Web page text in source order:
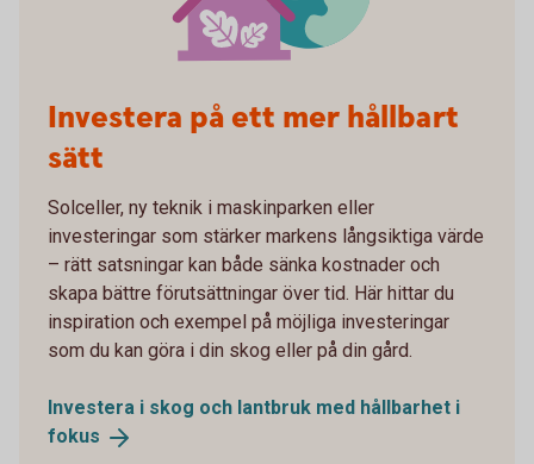
Investera på ett mer hållbart
sätt
Solceller, ny teknik i maskinparken eller
investeringar som stärker markens långsiktiga värde
– rätt satsningar kan både sänka kostnader och
skapa bättre förutsättningar över tid. Här hittar du
inspiration och exempel på möjliga investeringar
som du kan göra i din skog eller på din gård.
Investera i skog och lantbruk med hållbarhet i
fokus